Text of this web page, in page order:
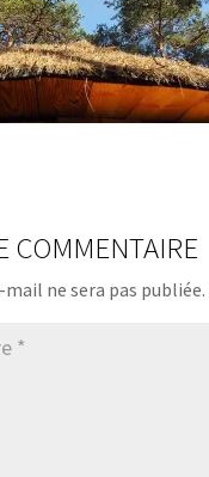
COMMENTAIRE
ne sera pas publiée.